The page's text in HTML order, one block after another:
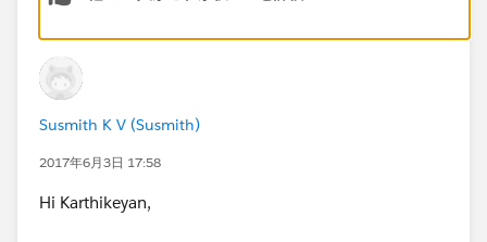
Susmith K V (Susmith)
2017年6月3日 17:58
Hi Karthikeyan,